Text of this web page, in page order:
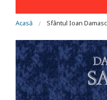
Eşti aici
Acasă Sfântul Ioan